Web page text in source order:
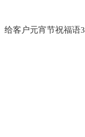
给客户元宵节祝福语3